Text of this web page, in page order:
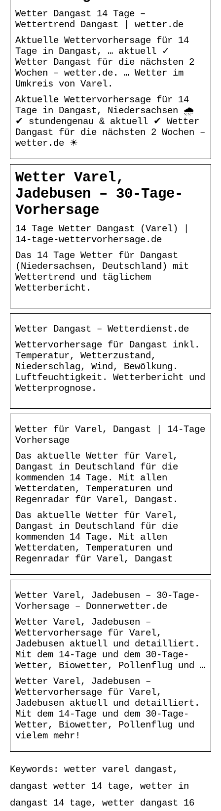
Wetter Dangast 14 Tage –
Wettertrend Dangast | wetter.de
Aktuelle Wettervorhersage für 14
Tage in Dangast, … aktuell ✓
Wetter Dangast für die nächsten 2
Wochen – wetter.de. … Wetter im
Umkreis von Varel.
Aktuelle Wettervorhersage für 14
Tage in Dangast, Niedersachsen 🌧️
✔ stundengenau & aktuell ✔ Wetter
Dangast für die nächsten 2 Wochen –
wetter.de ☀
Wetter Varel,
Jadebusen – 30-Tage-
Vorhersage
14 Tage Wetter Dangast (Varel) |
14-tage-wettervorhersage.de
Das 14 Tage Wetter für Dangast
(Niedersachsen, Deutschland) mit
Wettertrend und täglichem
Wetterbericht.
Wetter Dangast – Wetterdienst.de
Wettervorhersage für Dangast inkl.
Temperatur, Wetterzustand,
Niederschlag, Wind, Bewölkung.
Luftfeuchtigkeit. Wetterbericht und
Wetterprognose.
Wetter für Varel, Dangast | 14-Tage
Vorhersage
Das aktuelle Wetter für Varel,
Dangast in Deutschland für die
kommenden 14 Tage. Mit allen
Wetterdaten, Temperaturen und
Regenradar für Varel, Dangast.
Das aktuelle Wetter für Varel,
Dangast in Deutschland für die
kommenden 14 Tage. Mit allen
Wetterdaten, Temperaturen und
Regenradar für Varel, Dangast
Wetter Varel, Jadebusen – 30-Tage-
Vorhersage – Donnerwetter.de
Wetter Varel, Jadebusen –
Wettervorhersage für Varel,
Jadebusen aktuell und detailliert.
Mit dem 14-Tage und dem 30-Tage-
Wetter, Biowetter, Pollenflug und …
Wetter Varel, Jadebusen –
Wettervorhersage für Varel,
Jadebusen aktuell und detailliert.
Mit dem 14-Tage und dem 30-Tage-
Wetter, Biowetter, Pollenflug und
vielem mehr!
Keywords: wetter varel dangast,
dangast wetter 14 tage, wetter in
dangast 14 tage, wetter dangast 16